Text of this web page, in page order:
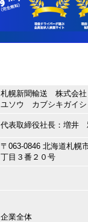
札幌新聞輸送 株式会社
ユソウ カブシキガイシ
代表取締役社長：増井
〒063-0846 北海道札幌
丁目３番２０号
企業全体